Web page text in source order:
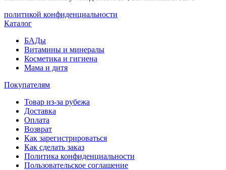
политикой конфиденциальности
Каталог
БАДы
Витамины и минералы
Косметика и гигиена
Мама и дитя
Покупателям
Товар из-за рубежа
Доставка
Оплата
Возврат
Как зарегистрироваться
Как сделать заказ
Политика конфиденциальности
Пользовательское соглашение